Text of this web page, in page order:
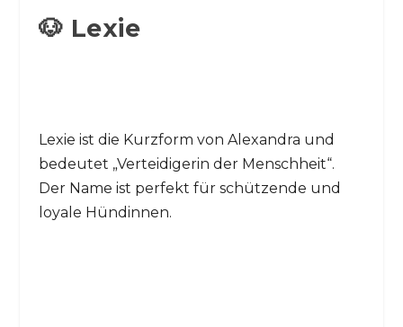
🐶 Lexie
Lexie ist die Kurzform von Alexandra und
bedeutet „Verteidigerin der Menschheit“.
Der Name ist perfekt für schützende und
loyale Hündinnen.